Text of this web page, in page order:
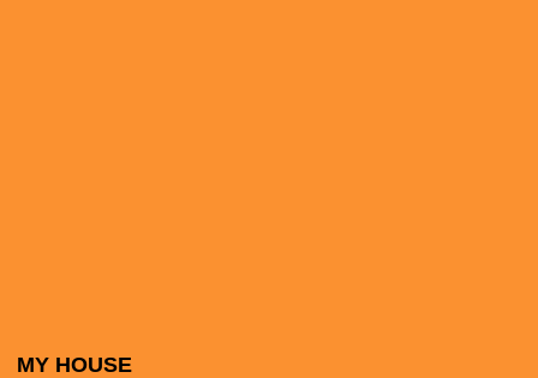
MY HOUSE